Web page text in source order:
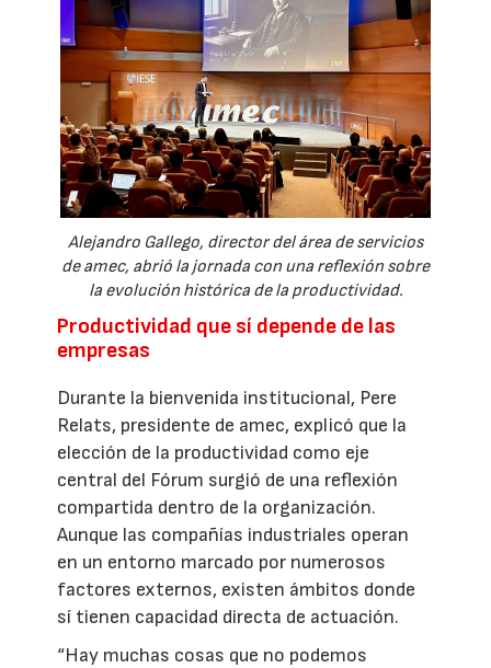
Alejandro Gallego, director del área de servicios
de amec, abrió la jornada con una reflexión sobre
la evolución histórica de la productividad.
Productividad que sí depende de las
empresas
Durante la bienvenida institucional, Pere
Relats, presidente de amec, explicó que la
elección de la productividad como eje
central del Fórum surgió de una reflexión
compartida dentro de la organización.
Aunque las compañías industriales operan
en un entorno marcado por numerosos
factores externos, existen ámbitos donde
sí tienen capacidad directa de actuación.
“Hay muchas cosas que no podemos